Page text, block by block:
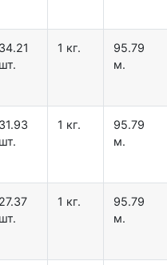
34.21
шт.
1 кг.
95.79
м.
31.93
шт.
1 кг.
95.79
м.
27.37
шт.
1 кг.
95.79
м.